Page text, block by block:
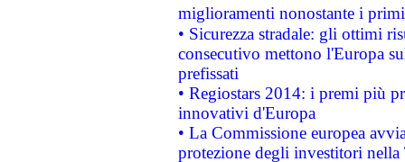
miglioramenti nonostante i
• Sicurezza stradale: gli ottimi
consecutivo mettono l'Europa
prefissati
• Regiostars 2014: i premi più
innovativi d'Europa
• La Commissione europea
protezione degli investitori